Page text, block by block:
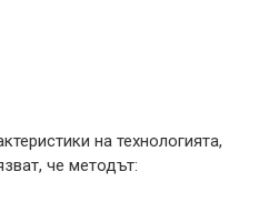
на технологията,
че методът: